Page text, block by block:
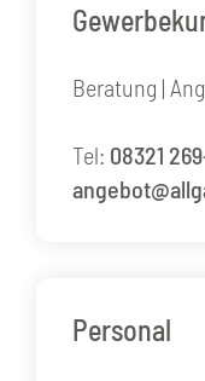
Beratung |
Tel: 08321
Personal